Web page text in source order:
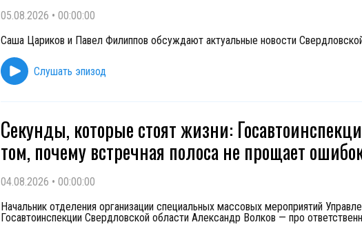
05.08.2026 • 00:00:00
Саша Цариков и Павел Филиппов обсуждают актуальные новости
Слушать эпизод
Секунды, которые стоят жизни:
том, почему встречная полоса не прощает
04.08.2026 • 00:00:00
Начальник отделения организации специальных массовых мероприятий
Госавтоинспекции Свердловской области Александр Волков — про